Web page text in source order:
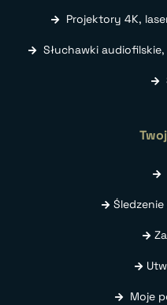
Projektory 4K,
Słuchawki
Moje